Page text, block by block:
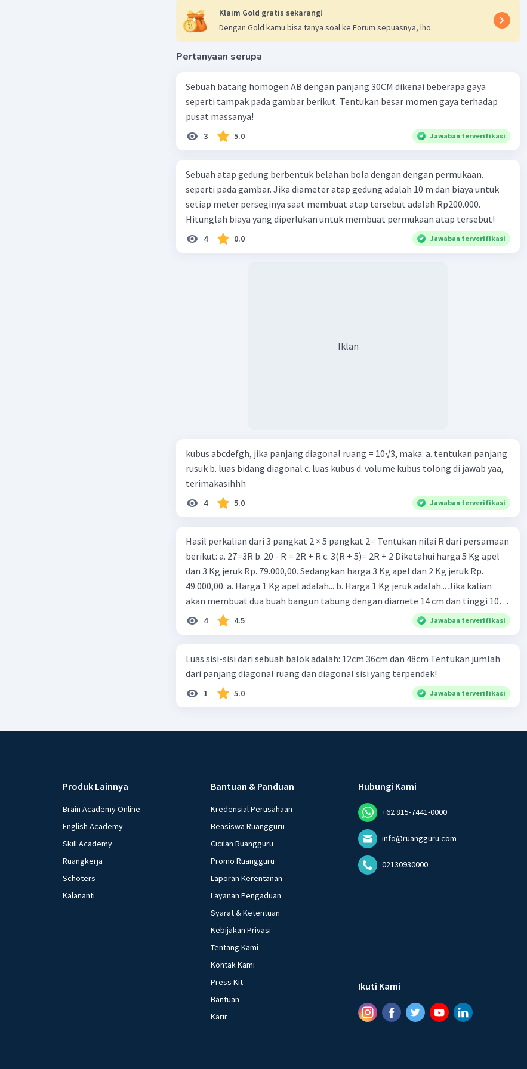
Luas permukaan total = Luas permukaan A + Luas permukaan B +
Luas permukaan C
=
Jadi, luas permukaan total nya adalah65 m 2
Lah kok ga ada di pilihan jawaban ya 🤔?
Wes pokoknya gitu deh, kalau gitu ambil yang mendekati deh,D. 64
Beri Rating·0.0 (0) Balas
Klaim Gold gratis sekarang!
Dengan Gold kamu bisa tanya soal ke Forum sepuasnya, lho.
Pertanyaan serupa
Sebuah batang homogen AB dengan panjang 30CM dikenai beberapa gaya
seperti tampak pada gambar berikut. Tentukan besar momen gaya terhadap
pusat massanya!
3 5.0 Jawaban terverifikasi
Sebuah atap gedung berbentuk belahan bola dengan dengan permukaan.
seperti pada gambar. Jika diameter atap gedung adalah 10 m dan biaya untuk
setiap meter perseginya saat membuat atap tersebut adalah Rp200.000.
Hitunglah biaya yang diperlukan untuk membuat permukaan atap tersebut!
4 0.0 Jawaban terverifikasi
Iklan
kubus abcdefgh, jika panjang diagonal ruang = 10√3, maka: a. tentukan panjang
rusuk b. luas bidang diagonal c. luas kubus d. volume kubus tolong di jawab yaa,
terimakasihhh
4 5.0 Jawaban terverifikasi
Hasil perkalian dari 3 pangkat 2 × 5 pangkat 2= Tentukan nilai R dari persamaan
berikut: a. 27=3R b. 20 - R = 2R + R c. 3(R + 5)= 2R + 2 Diketahui harga 5 Kg apel
dan 3 Kg jeruk Rp. 79.000,00. Sedangkan harga 3 Kg apel dan 2 Kg jeruk Rp.
49.000,00. a. Harga 1 Kg apel adalah... b. Harga 1 Kg jeruk adalah... Jika kalian
akan membuat dua buah bangun tabung dengan diamete 14 cm dan tinggi 10
cm dari sebuah kertas. a. Berapakah luas kertas yang kalian butuhkan untuk
membuat dua buah bangun tabung tersebut? b. Berapakah volume setiap
4 4.5 Jawaban terverifikasi
Luas sisi-sisi dari sebuah balok adalah: 12cm 36cm dan 48cm Tentukan jumlah
dari panjang diagonal ruang dan diagonal sisi yang terpendek!
1 5.0 Jawaban terverifikasi
Produk Lainnya
Brain Academy Online
English Academy
Skill Academy
Ruangkerja
Schoters
Kalananti
Bantuan & Panduan
Kredensial Perusahaan
Beasiswa Ruangguru
Cicilan Ruangguru
Promo Ruangguru
Laporan Kerentanan
Layanan Pengaduan
Syarat & Ketentuan
Kebijakan Privasi
Tentang Kami
Kontak Kami
Press Kit
Bantuan
Karir
Hubungi Kami
+62 815-7441-0000
info@ruangguru.com
02130930000
Ikuti Kami